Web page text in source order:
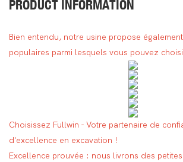
PRODUCT INFORMATION
Bien entendu, notre usine propose
populaires parmi lesquels vous pouvez
Choisissez Fullwin - Votre partenaire de
d'excellence en excavation !
Excellence prouvée : nous livrons des